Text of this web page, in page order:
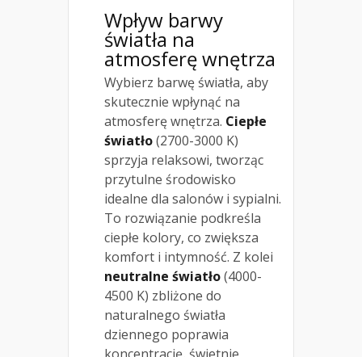
Wpływ barwy
światła na
atmosferę wnętrza
Wybierz barwę światła, aby
skutecznie wpłynąć na
atmosferę wnętrza. Ciepłe
światło(2700-3000 K)
sprzyja relaksowi, tworząc
przytulne środowisko
idealne dla salonów i sypialni.
To rozwiązanie podkreśla
ciepłe kolory, co zwiększa
komfort i intymność. Z kolei
neutralne światło(4000-
4500 K) zbliżone do
naturalnego światła
dziennego poprawia